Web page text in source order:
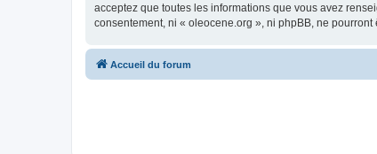
acceptez que toutes les informations que vous avez
consentement, ni « oleocene.org », ni phpBB, ne
Accueil du forum